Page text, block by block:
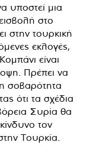
υποστεί μια
στο
στην τουρκική
εκλογές,
είναι
Πρέπει να
σοβαρότητα
ότι τα σχέδια
Συρία θα
τον
Τουρκία.